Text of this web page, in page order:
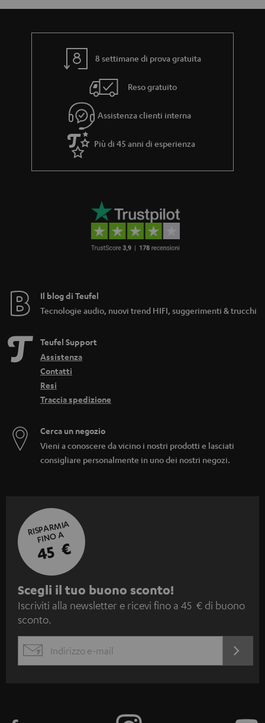
8 settimane di prova gratuita
Reso gratuito
Assistenza clienti interna
Più di 45 anni di esperienza
Il blog di Teufel
Tecnologie audio, nuovi trend HIFI, suggerimenti & trucchi
Teufel Support
Assistenza
Contatti
Resi
Traccia spedizione
Cerca un negozio
Vieni a conoscere da vicino i nostri prodotti e lasciati
consigliare personalmente in uno dei nostri negozi.
RISPARMIA
FINO A
45 €
I
s
c
i
Scegli il tuo buono sconto!
Iscriviti alla newsletter e ricevi fino a 45 € di buono
sconto.
EMAIL
ORA